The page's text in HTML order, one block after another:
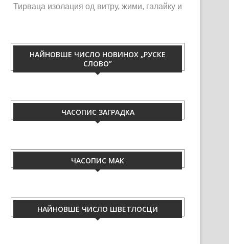
НАЙНОВШЕ ЧИСЛО НОВИНОХ „РУСКЕ
СЛОВО”
ЧАСОПИС ЗАГРАДКА
ЧАСОПИС МАК
НАЙНОВШЕ ЧИСЛО ШВЕТЛОСЦИ